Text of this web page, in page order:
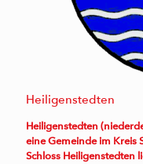
Heiligenstedten
Heiligenstedten
eine Gemeinde im Kreis
Schloss Heiligenstedten